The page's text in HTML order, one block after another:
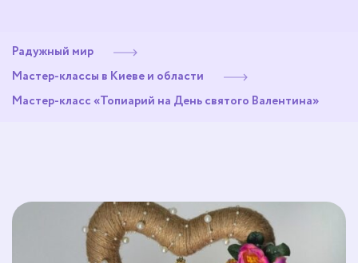
Радужный мир
Мастер-классы в Киеве и области
Мастер-класс «Топиарий на День святого Валентина»